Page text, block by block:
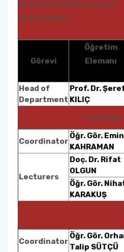
PARK AND HORTICULTURE
DEPARTMENT
Görevi
Öğretim
Elemanı
Head of
Department
Prof. Dr.
KILIÇ
Coordinator
Öğr. Gör.
KAHRAMAN
Lecturers
Doç. Dr. Rifat
OLGUN
Öğr. Gör.
KARAKUŞ
Coordinator
Öğr. Gör.
Talip SÜTÇÜ